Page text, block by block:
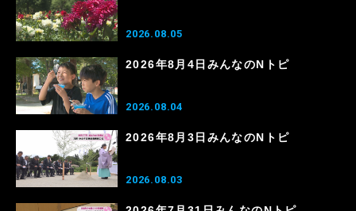
2026.08.05
2026年8月4日みんなのNトピ
2026.08.04
2026年8月3日みんなのNトピ
2026.08.03